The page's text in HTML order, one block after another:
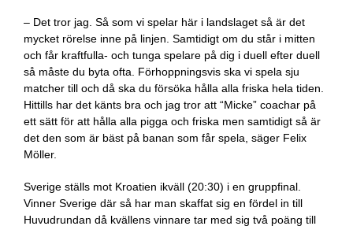
– Det tror jag. Så som vi spelar här i landslaget så är det
mycket rörelse inne på linjen. Samtidigt om du står i mitten
och får kraftfulla- och tunga spelare på dig i duell efter duell
så måste du byta ofta. Förhoppningsvis ska vi spela sju
matcher till och då ska du försöka hålla alla friska hela tiden.
Hittills har det känts bra och jag tror att “Micke” coachar på
ett sätt för att hålla alla pigga och friska men samtidigt så är
det den som är bäst på banan som får spela, säger Felix
Möller.
Sverige ställs mot Kroatien ikväll (20:30) i en gruppfinal.
Vinner Sverige där så har man skaffat sig en fördel in till
Huvudrundan då kvällens vinnare tar med sig två poäng till